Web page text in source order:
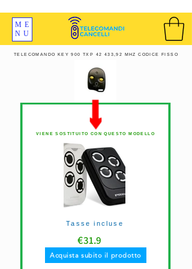
ME
NU
TELECOMANDO KEY 900 TXP 42 433,92 MHZ CODICE FISSO
VIENE SOSTITUITO CON QUESTO MODELLO
€31.9
Acquista subito il prodotto
Tasse incluse